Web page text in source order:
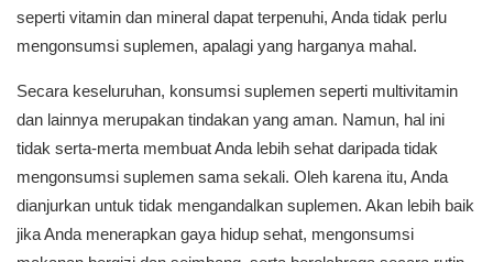
seperti vitamin dan mineral dapat terpenuhi, Anda tidak perlu
mengonsumsi suplemen, apalagi yang harganya mahal.
Secara keseluruhan, konsumsi suplemen seperti multivitamin
dan lainnya merupakan tindakan yang aman. Namun, hal ini
tidak serta-merta membuat Anda lebih sehat daripada tidak
mengonsumsi suplemen sama sekali. Oleh karena itu, Anda
dianjurkan untuk tidak mengandalkan suplemen. Akan lebih baik
jika Anda menerapkan gaya hidup sehat, mengonsumsi